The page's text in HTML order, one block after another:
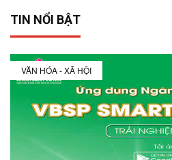
TIN NỔI BẬT
VĂN HÓA - XÃ HỘI